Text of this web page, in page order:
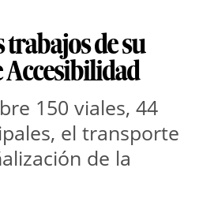
de su
Accesibilidad
150 viales, 44
el transporte
de la